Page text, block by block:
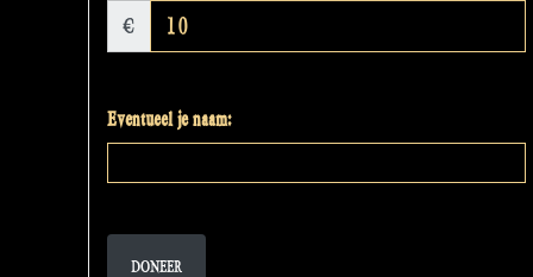
€
Eventueel je naam:
DONEER